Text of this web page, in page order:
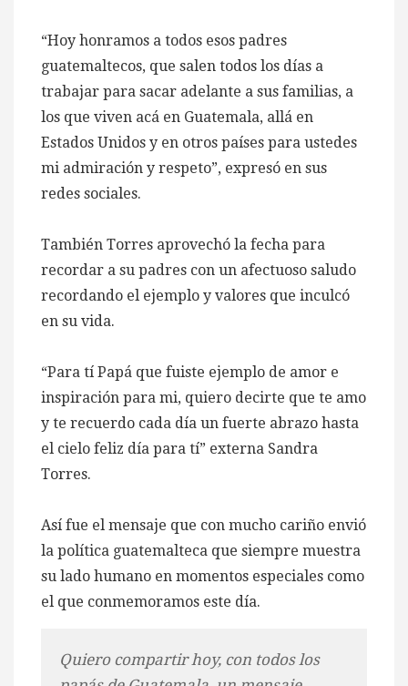
“Hoy honramos a todos esos padres
guatemaltecos, que salen todos los días a
trabajar para sacar adelante a sus familias, a
los que viven acá en Guatemala, allá en
Estados Unidos y en otros países para ustedes
mi admiración y respeto”, expresó en sus
redes sociales.
También Torres aprovechó la fecha para
recordar a su padres con un afectuoso saludo
recordando el ejemplo y valores que inculcó
en su vida.
“Para tí Papá que fuiste ejemplo de amor e
inspiración para mi, quiero decirte que te amo
y te recuerdo cada día un fuerte abrazo hasta
el cielo feliz día para tí” externa Sandra
Torres.
Así fue el mensaje que con mucho cariño envió
la política guatemalteca que siempre muestra
su lado humano en momentos especiales como
el que conmemoramos este día.
Quiero compartir hoy, con todos los